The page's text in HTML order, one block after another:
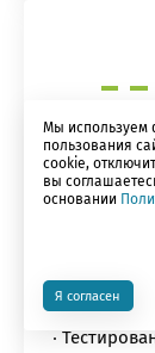
8 ак.
Запись
часов)
Мы используем
пользования
cookie,
вы
основании
Я согласен